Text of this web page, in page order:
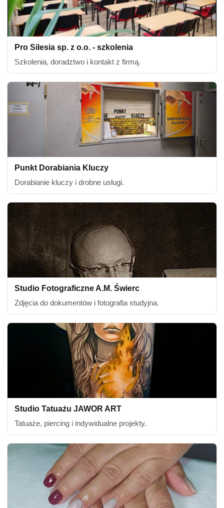
Pro Silesia sp. z o.o. - szkolenia
Szkolenia, doradztwo i kontakt z firmą.
Punkt Dorabiania Kluczy
Dorabianie kluczy i drobne usługi.
Studio Fotograficzne A.M. Świerc
Zdjęcia do dokumentów i fotografia studyjna.
Studio Tatuażu JAWOR ART
Tatuaże, piercing i indywidualne projekty.